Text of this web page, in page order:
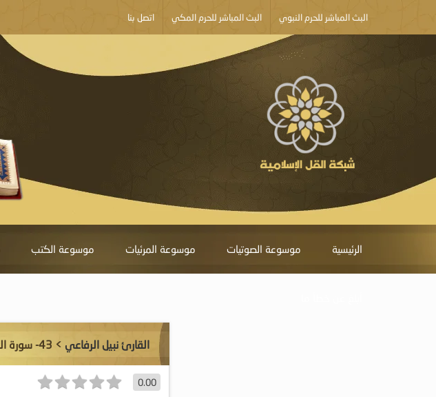
البث المباشر للحرم النبوي البث المباشر للحرم المكي اتصل بنا
الرئيسية موسوعة الصوتيات موسوعة المرئيات موسوعة الكتب
القارئ نبيل الرفاعي > 43- سورة الزخرف
0.00